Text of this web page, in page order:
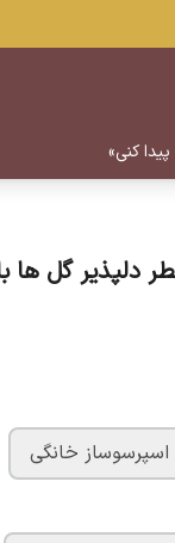
کنی»
دلپذیر گل ها
اسپرسوساز خانگی